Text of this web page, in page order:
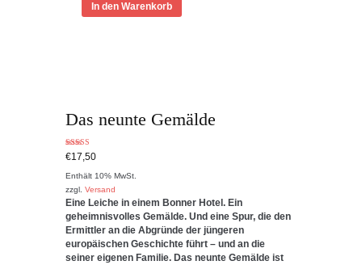
In den Warenkorb
Das neunte Gemälde
Bewertet
mit
von 5
€17,50
Enthält 10% MwSt.
zzgl. Versand
Eine Leiche in einem Bonner Hotel. Ein
geheimnisvolles Gemälde. Und eine Spur, die den
Ermittler an die Abgründe der jüngeren
europäischen Geschichte führt – und an die
seiner eigenen Familie. Das neunte Gemälde ist